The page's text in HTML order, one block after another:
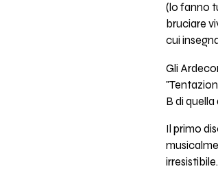
(lo fanno
bruciare
cui
Gli
B di
Il primo